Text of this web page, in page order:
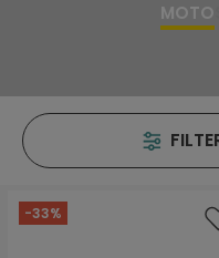
MOTO
-33%